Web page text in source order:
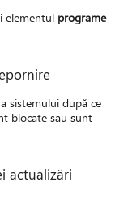
elementul programe
sistemului după ce
blocate sau sunt
actualizări